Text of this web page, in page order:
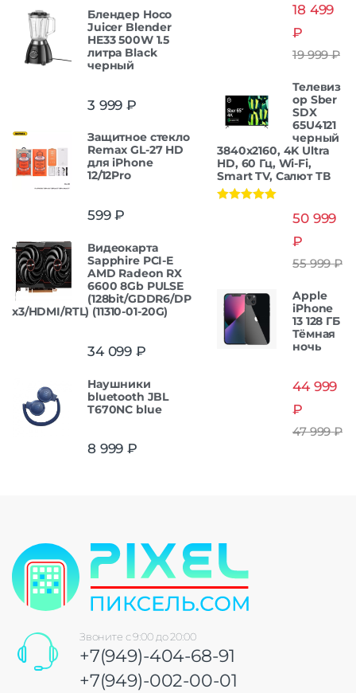
Блендер Hoco
Juicer Blender
HE33 500W 1.5
литра Black
черный
3 999 ₽
Защитнoe cтекло
Remax GL-27 HD
для iPhone
12/12Pro
599₽
Видеокарта
Sapphire PCI-E
AMD Radeon RX
6600 8Gb PULSE
(128bit/GDDR6/DP
x3/HDMI/RTL) (11310-01-20G)
34 099 ₽
Наушники
bluetooth JBL
T670NC blue
8 999 ₽
18 499
₽
19 999₽
Телевиз
ор Sber
SDX
65U4121
черный
3840x2160, 4K Ultra
HD, 60 Гц, Wi-Fi,
Smart TV, Салют ТВ
50 999
₽
55 999₽
Apple
iPhone
13 128 ГБ
Тёмная
ночь
44 999
₽
47 999₽
Звоните с 9:00 до 20:00
+7(949)-404-68-91
+7(949)-002-00-01